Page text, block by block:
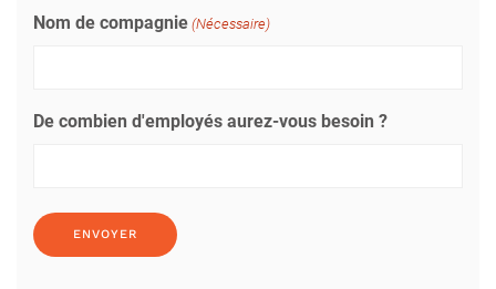
Nom de compagnie (Nécessaire)
De combien d'employés aurez-vous besoin ?